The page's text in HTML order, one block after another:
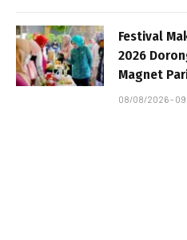
Festival
2026
Magnet
08/08/2026 -